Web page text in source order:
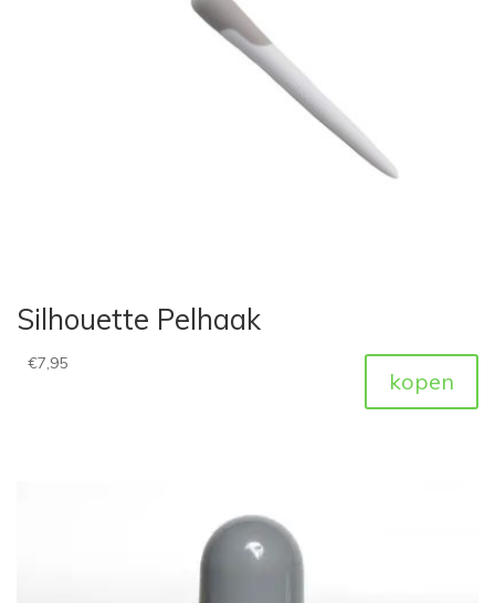
Silhouette Pelhaak
€7,95
kopen